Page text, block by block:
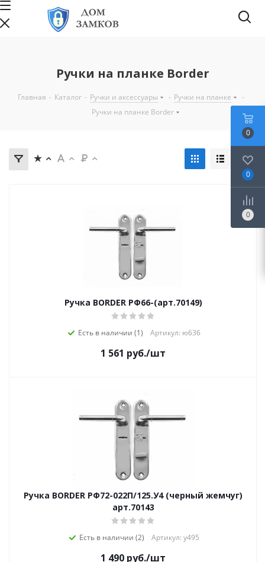
Ручки на планке Border
Главная - Каталог - Ручки и аксессуары - Ручки на планке
-
Ручки на планке Border
Ручка BORDER РФ66-(арт.70149)
Есть в наличии (1) Артикул: ю636
1 561 руб./шт
Ручка BORDER РФ72-022П/125.У4 (черный жемчуг)
арт.70143
Есть в наличии (2) Артикул: у495
1 490 руб./шт
0
0
0